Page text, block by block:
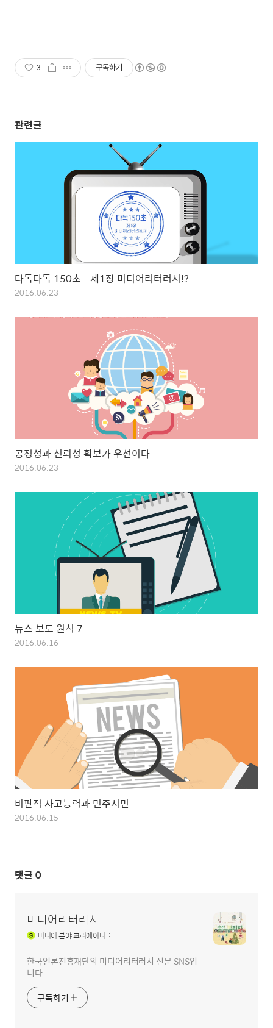
3 구독하기
관련글
다독다독 150초 - 제1장 미디어리터러시!?
2016.06.23
공정성과 신뢰성 확보가 우선이다
2016.06.23
뉴스 보도 원칙 7
2016.06.16
비판적 사고능력과 민주시민
2016.06.15
댓글 0
미디어리터러시
미디어분야 크리에이터
한국언론진흥재단의 미디어리터러시 전문 SNS입
니다.
구독하기